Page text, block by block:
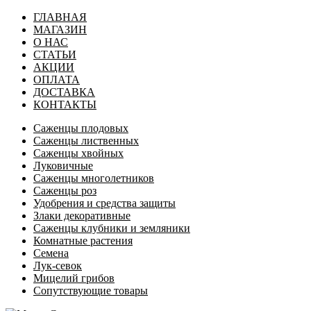
ГЛАВНАЯ
МАГАЗИН
О НАС
СТАТЬИ
АКЦИИ
ОПЛАТА
ДОСТАВКА
КОНТАКТЫ
Саженцы плодовых
Саженцы лиственных
Саженцы хвойных
Луковичные
Саженцы многолетников
Саженцы роз
Удобрения и средства защиты
Злаки декоративные
Саженцы клубники и земляники
Комнатные растения
Семена
Лук-севок
Мицелий грибов
Сопутствующие товары